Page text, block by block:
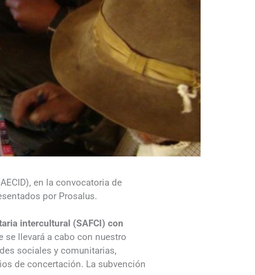
en la convocatoria de
por Prosalus.
intercultural (SAFCI) con
se llevará a cabo con nuestro
sociales y comunitarias,
de concertación. La subvención